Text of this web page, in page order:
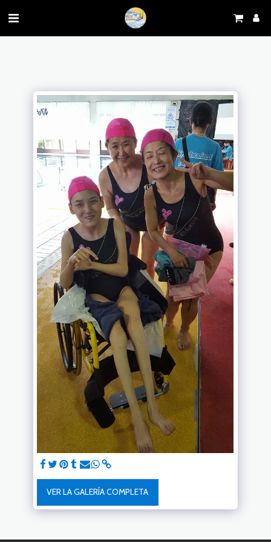
VER LA GALERÍA COMPLETA